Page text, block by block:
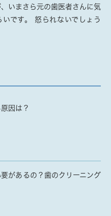
いまさら元の歯医者さんに気
いです。 怒られないでしょう
因は？
があるの？歯のクリーニング